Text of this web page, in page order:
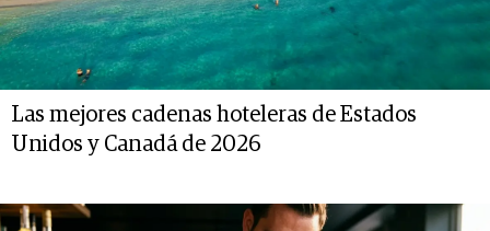
Las mejores cadenas hoteleras de Estados
Unidos y Canadá de 2026